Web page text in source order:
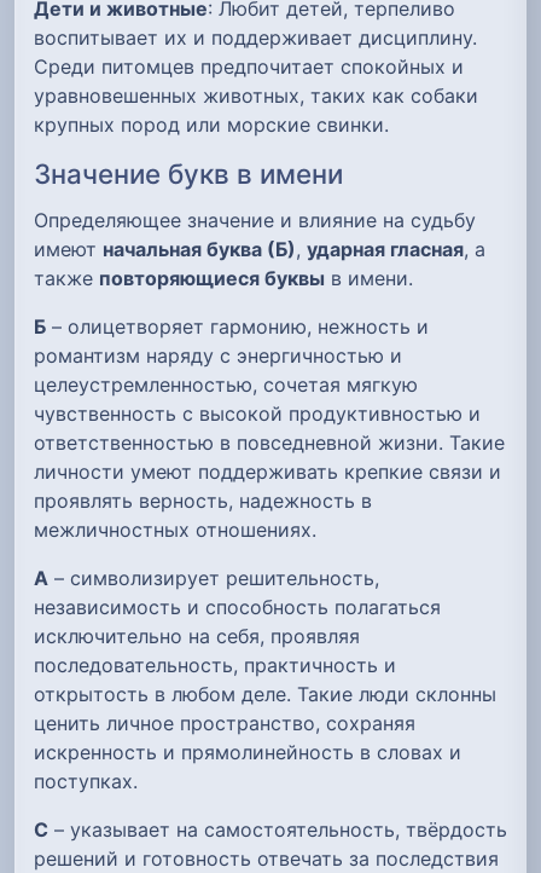
Дети и животные: Любит детей, терпеливо
воспитывает их и поддерживает дисциплину.
Среди питомцев предпочитает спокойных и
уравновешенных животных, таких как собаки
крупных пород или морские свинки.
Значение букв в имени
Определяющее значение и влияние на судьбу
имеют начальная буква (Б), ударная гласная, а
также повторяющиеся буквы в имени.
Б – олицетворяет гармонию, нежность и
романтизм наряду с энергичностью и
целеустремленностью, сочетая мягкую
чувственность с высокой продуктивностью и
ответственностью в повседневной жизни. Такие
личности умеют поддерживать крепкие связи и
проявлять верность, надежность в
межличностных отношениях.
А – символизирует решительность,
независимость и способность полагаться
исключительно на себя, проявляя
последовательность, практичность и
открытость в любом деле. Такие люди склонны
ценить личное пространство, сохраняя
искренность и прямолинейность в словах и
поступках.
С – указывает на самостоятельность, твёрдость
решений и готовность отвечать за последствия